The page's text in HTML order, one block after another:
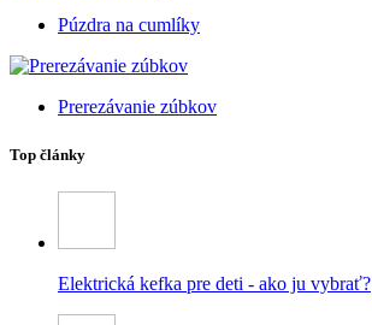
Púzdra na cumlíky
Prerezávanie zúbkov
Top články
Elektrická kefka pre deti - ako ju vybrať?